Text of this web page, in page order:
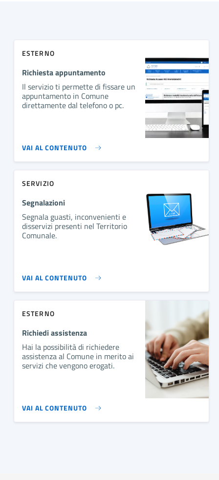
ESTERNO
Richiesta appuntamento
Il servizio ti permette di fissare un
appuntamento in Comune
direttamente dal telefono o pc.
VAI AL CONTENUTO
SERVIZIO
Segnalazioni
Segnala guasti, inconvenienti e
disservizi presenti nel Territorio
Comunale.
VAI AL CONTENUTO
ESTERNO
Richiedi assistenza
Hai la possibilità di richiedere
assistenza al Comune in merito ai
servizi che vengono erogati.
VAI AL CONTENUTO